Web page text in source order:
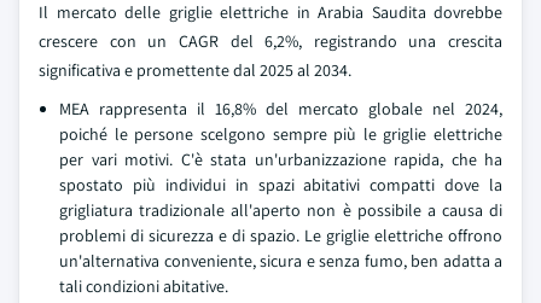
Il mercato delle griglie elettriche in Arabia Saudita dovrebbe
crescere con un CAGR del 6,2%, registrando una crescita
significativa e promettente dal 2025 al 2034.
MEA rappresenta il 16,8% del mercato globale nel 2024,
poiché le persone scelgono sempre più le griglie elettriche
per vari motivi. C'è stata un'urbanizzazione rapida, che ha
spostato più individui in spazi abitativi compatti dove la
grigliatura tradizionale all'aperto non è possibile a causa di
problemi di sicurezza e di spazio. Le griglie elettriche offrono
un'alternativa conveniente, sicura e senza fumo, ben adatta a
tali condizioni abitative.